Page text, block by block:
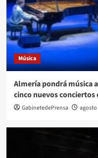
Música
Almería pondrá música
cinco nuevos conciertos
GabinetedePrensa agosto